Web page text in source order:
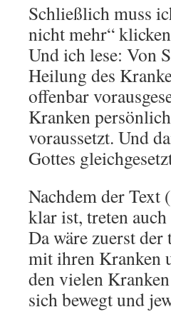
Schließlich muss
nicht mehr“
Und ich lese: Von
Heilung des
offenbar
Kranken
voraussetzt. Und
Gottes
Nachdem der Text
klar ist, treten
Da wäre zuerst
mit ihren Kranken
den vielen
sich bewegt und